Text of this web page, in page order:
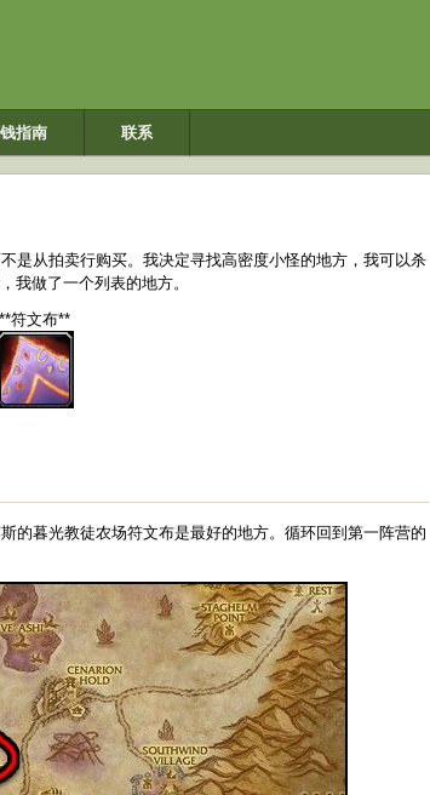
指南 联系
是从拍卖行购买。我决定寻找高密度小怪的地方，我可以杀
我做了一个列表的地方。
**符文布**
的暮光教徒农场符文布是最好的地方。循环回到第一阵营的